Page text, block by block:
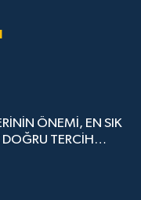
ÖNEMİ, EN SIK
DOĞRU TERCİH